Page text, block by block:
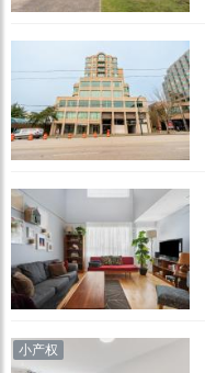
小产权